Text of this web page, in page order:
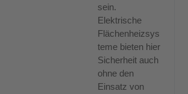
sein.
Elektrische
Flächenheizsys
teme bieten hier
Sicherheit auch
ohne den
Einsatz von